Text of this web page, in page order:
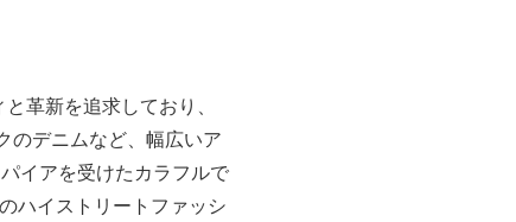
革新を追求しており、
のデニムなど、幅広いア
イアを受けたカラフルで
ハイストリートファッシ